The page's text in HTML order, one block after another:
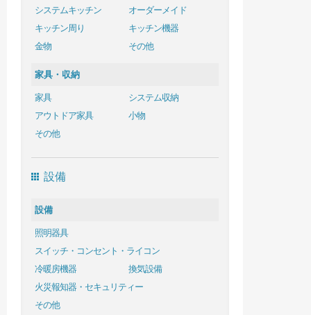
システムキッチン
オーダーメイド
キッチン周り
キッチン機器
金物
その他
家具・収納
家具
システム収納
アウトドア家具
小物
その他
設備
設備
照明器具
スイッチ・コンセント・ライコン
冷暖房機器
換気設備
火災報知器・セキュリティー
その他